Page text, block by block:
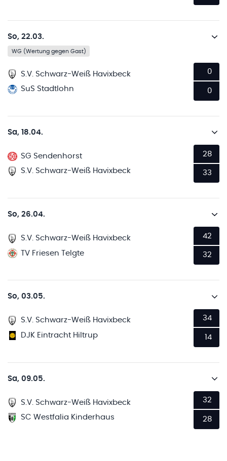
So, 22.03.
WG (Wertung gegen Gast)
S.V. Schwarz-Weiß Havixbeck
SuS Stadtlohn
0
0
Sa, 18.04.
SG Sendenhorst
S.V. Schwarz-Weiß Havixbeck
28
33
So, 26.04.
S.V. Schwarz-Weiß Havixbeck
TV Friesen Telgte
42
32
So, 03.05.
S.V. Schwarz-Weiß Havixbeck
DJK Eintracht Hiltrup
34
14
Sa, 09.05.
S.V. Schwarz-Weiß Havixbeck
SC Westfalia Kinderhaus
32
28